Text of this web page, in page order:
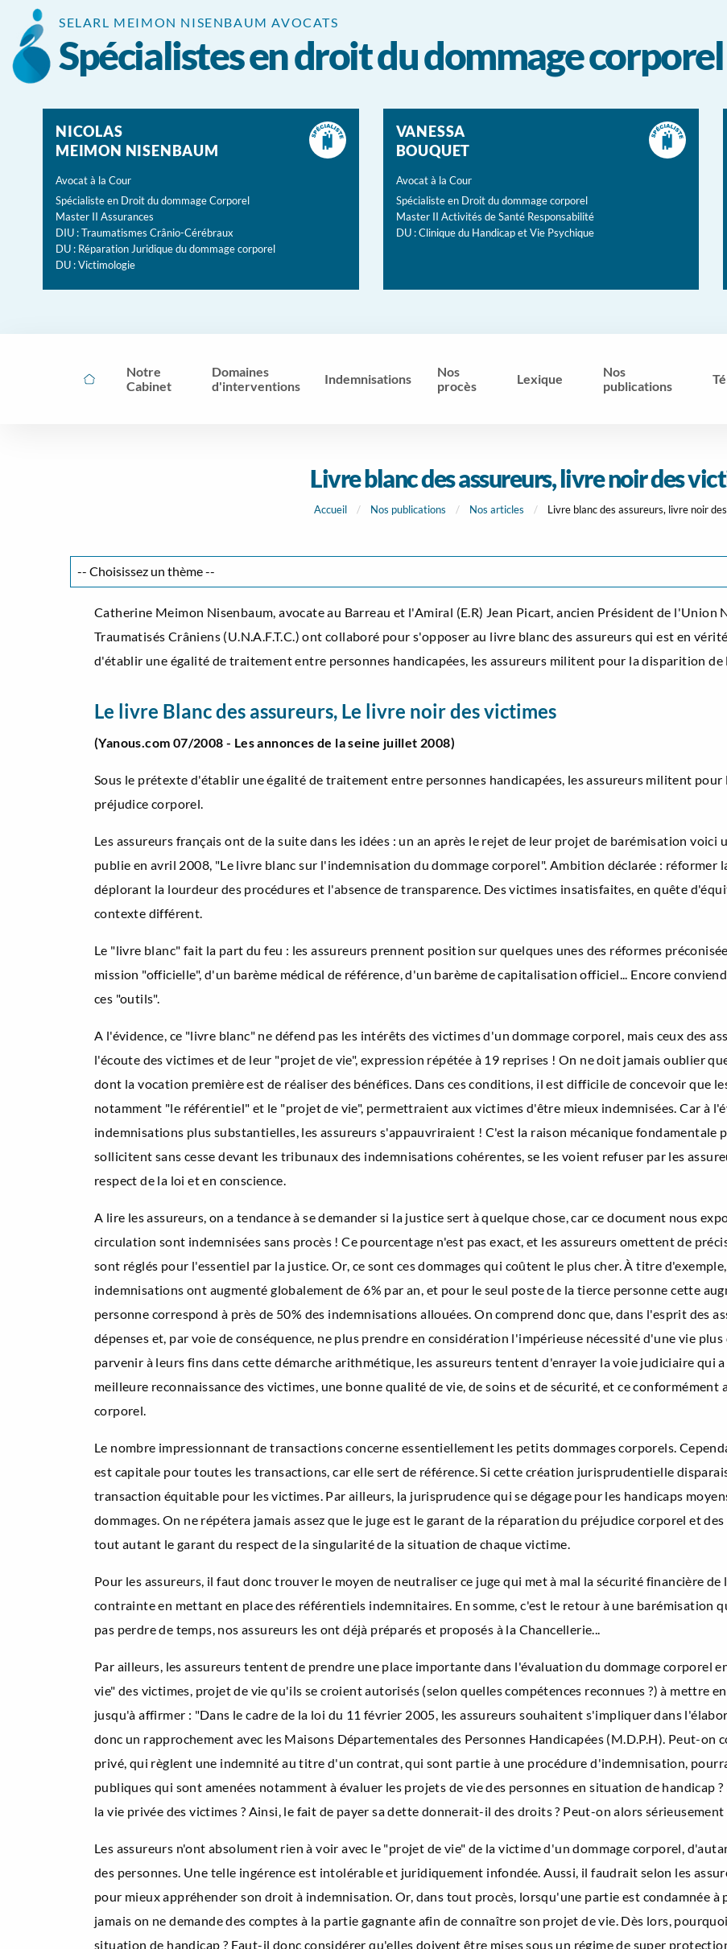
SELARL MEIMON NISENBAUM AVOCATS
Spécialistes en droit du dommage corporel
NICOLAS
MEIMON NISENBAUM
Avocat à la Cour
Spécialiste en Droit du dommage Corporel
Master II Assurances
DIU : Traumatismes Crânio-Cérébraux
DU : Réparation Juridique du dommage corporel
DU : Victimologie
VANESSA
BOUQUET
Avocat à la Cour
Spécialiste en Droit du dommage corporel
Master II Activités de Santé Responsabilité
DU : Clinique du Handicap et Vie Psychique
Notre
Cabinet
Domaines
d'interventions
Indemnisations
Nos
procès
Lexique
Nos
publications
Livre blanc des assureurs, livre noir des
Accueil Nos publications Nos articles Livre blanc des assureurs, livre noir
Catherine Meimon Nisenbaum, avocate au Barreau et l'Amiral (E.R) Jean Picart, ancien Président de l'Union
Traumatisés Crâniens (U.N.A.F.T.C.) ont collaboré pour s'opposer au livre blanc des assureurs qui est en
d'établir une égalité de traitement entre personnes handicapées, les assureurs militent pour la disparition
Le livre Blanc des assureurs, Le livre noir des victimes
(Yanous.com 07/2008 - Les annonces de la seine juillet 2008)
Sous le prétexte d'établir une égalité de traitement entre personnes handicapées, les assureurs militent
préjudice corporel.
Les assureurs français ont de la suite dans les idées : un an après le rejet de leur projet de barémisation voici
publie en avril 2008, "Le livre blanc sur l'indemnisation du dommage corporel". Ambition déclarée :
déplorant la lourdeur des procédures et l'absence de transparence. Des victimes insatisfaites, en quête
contexte différent.
Le "livre blanc" fait la part du feu : les assureurs prennent position sur quelques unes des réformes
mission "officielle", d'un barème médical de référence, d'un barème de capitalisation officiel... Encore
ces "outils".
A l'évidence, ce "livre blanc" ne défend pas les intérêts des victimes d'un dommage corporel, mais ceux des
l'écoute des victimes et de leur "projet de vie", expression répétée à 19 reprises ! On ne doit jamais oublier
dont la vocation première est de réaliser des bénéfices. Dans ces conditions, il est difficile de concevoir que
notamment "le référentiel" et le "projet de vie", permettraient aux victimes d'être mieux indemnisées. Car à
indemnisations plus substantielles, les assureurs s'appauvriraient ! C'est la raison mécanique fondamentale
sollicitent sans cesse devant les tribunaux des indemnisations cohérentes, se les voient refuser par les
respect de la loi et en conscience.
A lire les assureurs, on a tendance à se demander si la justice sert à quelque chose, car ce document nous
circulation sont indemnisées sans procès ! Ce pourcentage n'est pas exact, et les assureurs omettent de
sont réglés pour l'essentiel par la justice. Or, ce sont ces dommages qui coûtent le plus cher. À titre
indemnisations ont augmenté globalement de 6% par an, et pour le seul poste de la tierce personne cette
personne correspond à près de 50% des indemnisations allouées. On comprend donc que, dans l'esprit des
dépenses et, par voie de conséquence, ne plus prendre en considération l'impérieuse nécessité d'une vie
parvenir à leurs fins dans cette démarche arithmétique, les assureurs tentent d'enrayer la voie judiciaire qui
meilleure reconnaissance des victimes, une bonne qualité de vie, de soins et de sécurité, et ce
corporel.
Le nombre impressionnant de transactions concerne essentiellement les petits dommages corporels.
est capitale pour toutes les transactions, car elle sert de référence. Si cette création jurisprudentielle
transaction équitable pour les victimes. Par ailleurs, la jurisprudence qui se dégage pour les handicaps
dommages. On ne répétera jamais assez que le juge est le garant de la réparation du préjudice corporel et
tout autant le garant du respect de la singularité de la situation de chaque victime.
Pour les assureurs, il faut donc trouver le moyen de neutraliser ce juge qui met à mal la sécurité financière
contrainte en mettant en place des référentiels indemnitaires. En somme, c'est le retour à une barémisation
pas perdre de temps, nos assureurs les ont déjà préparés et proposés à la Chancellerie...
Par ailleurs, les assureurs tentent de prendre une place importante dans l'évaluation du dommage corporel
vie" des victimes, projet de vie qu'ils se croient autorisés (selon quelles compétences reconnues ?) à mettre
jusqu'à affirmer : "Dans le cadre de la loi du 11 février 2005, les assureurs souhaitent s'impliquer dans
donc un rapprochement avec les Maisons Départementales des Personnes Handicapées (M.D.P.H). Peut-on
privé, qui règlent une indemnité au titre d'un contrat, qui sont partie à une procédure d'indemnisation,
publiques qui sont amenées notamment à évaluer les projets de vie des personnes en situation de handicap
la vie privée des victimes ? Ainsi, le fait de payer sa dette donnerait-il des droits ? Peut-on alors
Les assureurs n'ont absolument rien à voir avec le "projet de vie" de la victime d'un dommage corporel,
des personnes. Une telle ingérence est intolérable et juridiquement infondée. Aussi, il faudrait selon les
pour mieux appréhender son droit à indemnisation. Or, dans tout procès, lorsqu'une partie est condamnée à
jamais on ne demande des comptes à la partie gagnante afin de connaître son projet de vie. Dès lors,
situation de handicap ? Faut-il donc considérer qu'elles doivent être mises sous un régime de super
Panneau de gestion des cookies